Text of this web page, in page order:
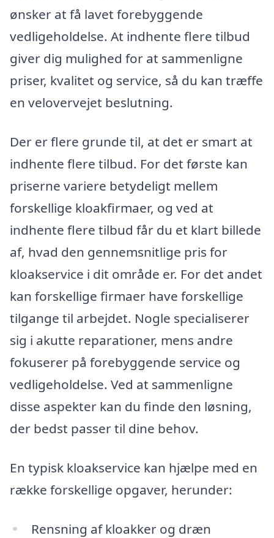
ønsker at få lavet forebyggende
vedligeholdelse. At indhente flere tilbud
giver dig mulighed for at sammenligne
priser, kvalitet og service, så du kan træffe
en velovervejet beslutning.
Der er flere grunde til, at det er smart at
indhente flere tilbud. For det første kan
priserne variere betydeligt mellem
forskellige kloakfirmaer, og ved at
indhente flere tilbud får du et klart billede
af, hvad den gennemsnitlige pris for
kloakservice i dit område er. For det andet
kan forskellige firmaer have forskellige
tilgange til arbejdet. Nogle specialiserer
sig i akutte reparationer, mens andre
fokuserer på forebyggende service og
vedligeholdelse. Ved at sammenligne
disse aspekter kan du finde den løsning,
der bedst passer til dine behov.
En typisk kloakservice kan hjælpe med en
række forskellige opgaver, herunder:
Rensning af kloakker og dræn